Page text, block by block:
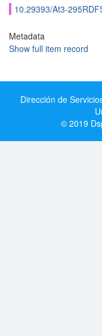
10.29393/At3-
Metadata
Show full item record
Dirección de
© 2019